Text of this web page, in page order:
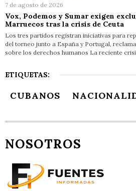
7 de agosto de 2026
Vox, Podemos y Sumar exigen
Marruecos tras la crisis de Ceuta
Los tres partidos registran iniciativas para
del torneo junto a España y Portugal,
sobre los derechos humanos La reciente
ETIQUETAS:
CUBANOS
NOSOTROS